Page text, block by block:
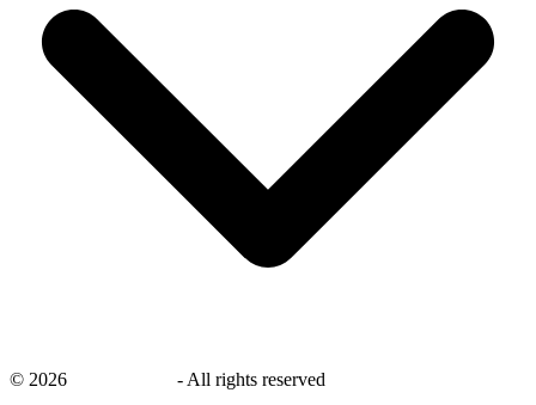
© 2026 - All rights reserved